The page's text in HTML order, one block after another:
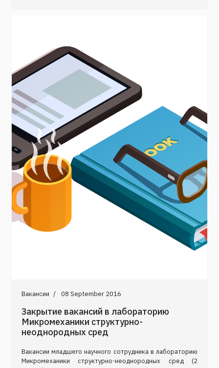
Вакансии 08 September 2016
Закрытие вакансий в лабораторию
Микромеханики структурно-
неоднородных сред
Вакансии младшего научного сотрудника в лабораторию
Микромеханики структурно-неоднородных сред (2